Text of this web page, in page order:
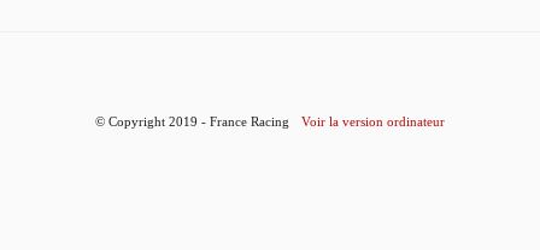
© Copyright 2019 - France Racing Voir la version ordinateur